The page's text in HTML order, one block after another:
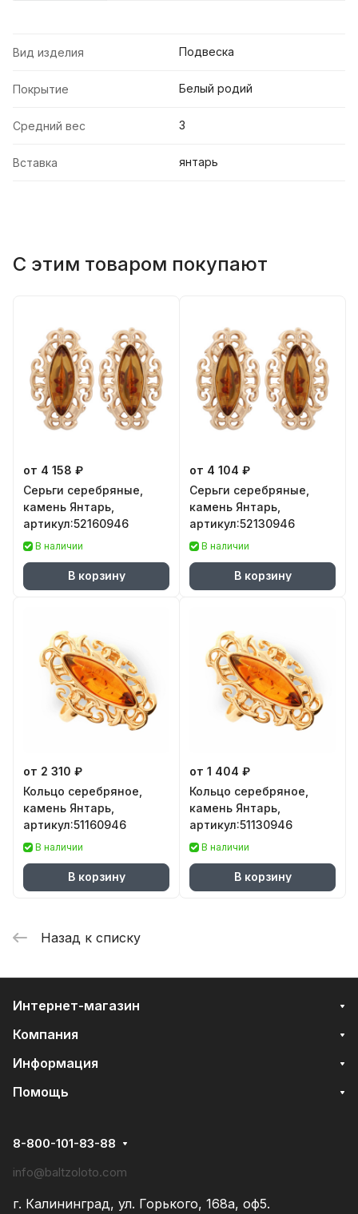
Вид изделия Подвеска
Покрытие Белый родий
Средний вес 3
Вставка янтарь
С этим товаром покупают
от 4 158 ₽
Серьги серебряные,
камень Янтарь,
артикул:52160946
В наличии
В корзину
от 4 104 ₽
Серьги серебряные,
камень Янтарь,
артикул:52130946
В наличии
В корзину
от 2 310 ₽
Кольцо серебряное,
камень Янтарь,
артикул:51160946
В наличии
В корзину
от 1 404 ₽
Кольцо серебряное,
камень Янтарь,
артикул:51130946
В наличии
В корзину
Назад к списку
Интернет-магазин
Компания
Информация
Помощь
8-800-101-83-88
info@baltzoloto.com
г. Калининград, ул. Горького, 168а, оф5.